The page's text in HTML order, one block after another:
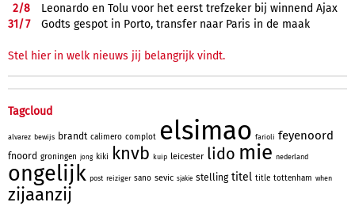
2/8
Leonardo en Tolu voor het eerst trefzeker bij winnend Ajax
31/7 Godts gespot in Porto, transfer naar Paris in de maak
Stel hier in welk nieuws jij belangrijk vindt.
Tagcloud
alvarez bewijs brandt calimero complot elsimao farioli feyenoord
fnoord groningen jong kiki knvb kuip leicester lido mie nederland
ongelijk post reiziger sano sevic sjakie stelling titel title tottenham when
zijaanzij